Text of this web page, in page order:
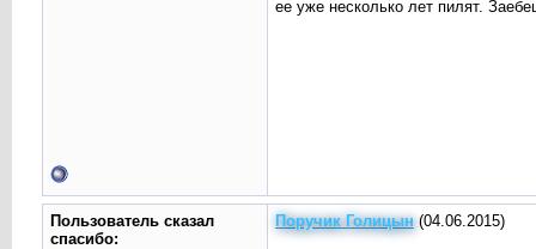
ее уже несколько лет пилят.
Пользователь сказал
cпасибо:
Поручик Голицын(04.06.2015)